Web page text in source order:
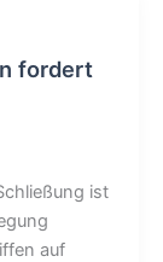
fordert
ist
auf